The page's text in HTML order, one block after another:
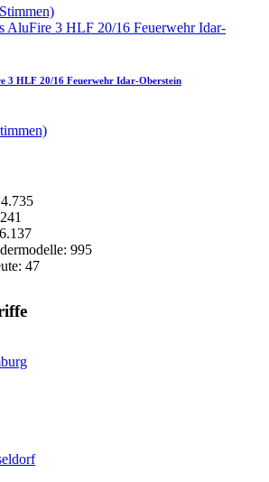
3 HLF 20/16 Feuerwehr Idar-Oberstein
995
47